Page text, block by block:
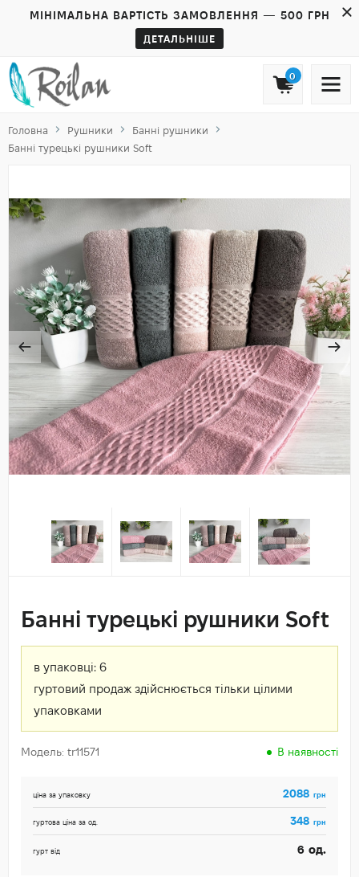
МІНІМАЛЬНА ВАРТІСТЬ ЗАМОВЛЕННЯ — 500 ГРН
ДЕТАЛЬНІШЕ
0
Головна Рушники
Банні рушники
Банні турецькі рушники Soft
Банні турецькі рушники Soft
в упаковці: 6
гуртовий продаж здійснюється тільки цілими
упаковками
Модель: tr11571 В наявності
ціна за упаковку 2088 грн
гуртова ціна за од. 348 грн
гурт від 6 од.